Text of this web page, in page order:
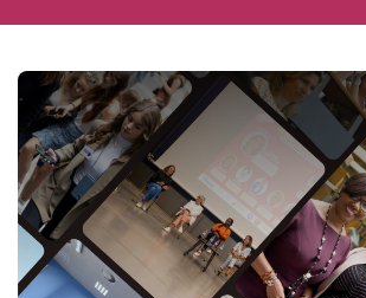
PARTENAIRES
BOURSES
ACTUALITÉS
ACCÈS BÉNÉVOLE
CONTACT